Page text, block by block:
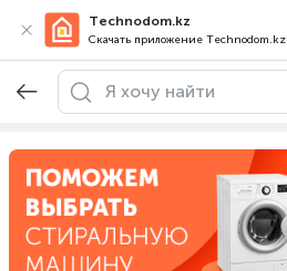
Technodom.kz
Скачать приложение Technodom.kz